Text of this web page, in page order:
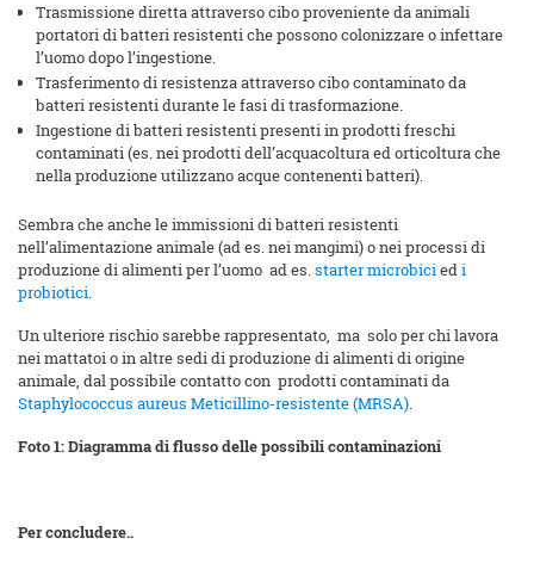
Trasmissione diretta attraverso cibo proveniente da animali
portatori di batteri resistenti che possono colonizzare o infettare
l’uomo dopo l’ingestione.
Trasferimento di resistenza attraverso cibo contaminato da
batteri resistenti durante le fasi di trasformazione.
Ingestione di batteri resistenti presenti in prodotti freschi
contaminati (es. nei prodotti dell’acquacoltura ed orticoltura che
nella produzione utilizzano acque contenenti batteri).
Sembra che anche le immissioni di batteri resistenti
nell’alimentazione animale (ad es. nei mangimi) o nei processi di
produzione di alimenti per l’uomo ad es.starter microbiciedi
probiotici.
Un ulteriore rischio sarebbe rappresentato, ma solo per chi lavora
nei mattatoi o in altre sedi di produzione di alimenti di origine
animale, dal possibile contatto con prodotti contaminati da
Staphylococcus aureus Meticillino-resistente (MRSA).
Foto 1: Diagramma di flusso delle possibili contaminazioni
Per concludere..